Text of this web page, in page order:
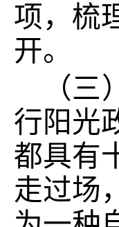
项，梳
开。
（
行阳光
都具有
走过场